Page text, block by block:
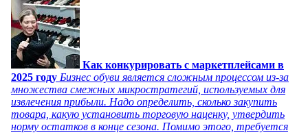
Как конкурировать с маркетплейсами в
2025 году Бизнес обуви является сложным процессом из-за
множества смежных микростратегий, используемых для
извлечения прибыли. Надо определить, сколько закупить
товара, какую установить торговую наценку, утвердить
норму остатков в конце сезона. Помимо этого, требуется